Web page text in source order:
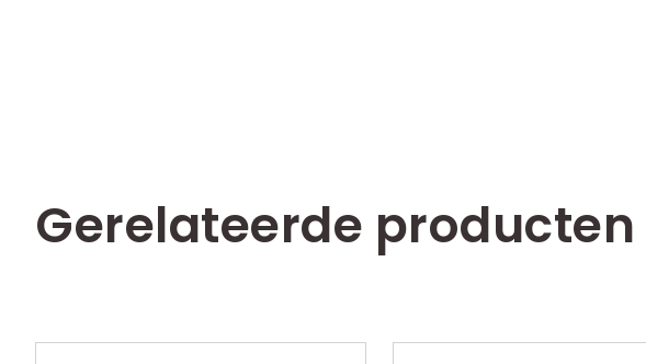
Gerelateerde producten